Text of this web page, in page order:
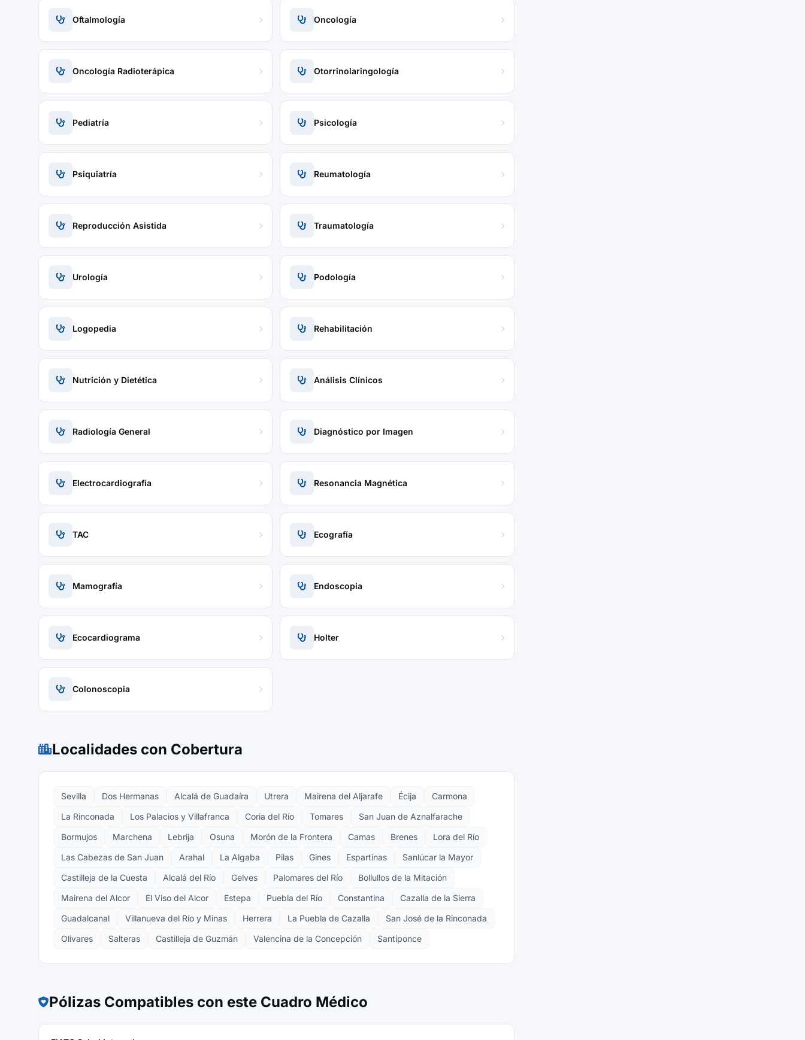
Oftalmología Oncología
Oncología Radioterápica Otorrinolaringología
Pediatría Psicología
Psiquiatría Reumatología
Reproducción Asistida Traumatología
Urología Podología
Logopedia Rehabilitación
Nutrición y Dietética Análisis Clínicos
Radiología General Diagnóstico por Imagen
Electrocardiografía Resonancia Magnética
TAC Ecografía
Mamografía Endoscopia
Ecocardiograma Holter
Colonoscopia
Localidades con Cobertura
Sevilla Dos Hermanas Alcalá de Guadaíra Utrera Mairena del Aljarafe Écija
Carmona
La Rinconada
Los Palacios y Villafranca Coria del Río Tomares
San Juan de Aznalfarache
Bormujos
Marchena Lebrija Osuna Morón de la Frontera Camas Brenes
Lora del Río
Las Cabezas de San Juan
Arahal La Algaba Pilas Gines Espartinas
Sanlúcar la Mayor
Castilleja de la Cuesta
Alcalá del Río Gelves Palomares del Río
Bollullos de la Mitación
Mairena del Alcor
El Viso del Alcor Estepa Puebla del Río Constantina
Cazalla de la Sierra
Guadalcanal
Villanueva del Río y Minas Herrera La Puebla de Cazalla
San José de la Rinconada
Olivares
Salteras Castilleja de Guzmán Valencina de la Concepción Santiponce
Pólizas Compatibles con este Cuadro Médico